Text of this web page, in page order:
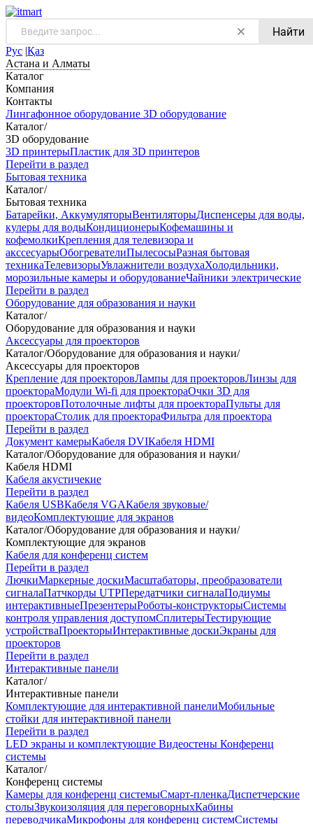
Найти
Рус |Қаз
Астана и Алматы
Каталог
Компания
Контакты
Лингафонное оборудование 3D оборудование
Каталог/
3D оборудование
3D принтерыПластик для 3D принтеров
Перейти в раздел
Бытовая техника
Каталог/
Бытовая техника
Батарейки, АккумуляторыВентиляторыДиспенсеры для воды,
кулеры для водыКондиционерыКофемашины и
кофемолкиКрепления для телевизора и
акссесуарыОбогревателиПылесосыРазная бытовая
техникаТелевизорыУвлажнители воздухаХолодильники,
морозильные камеры и оборудованиеЧайники электрические
Перейти в раздел
Оборудование для образования и науки
Каталог/
Оборудование для образования и науки
Аксессуары для проекторов
Каталог/Оборудование для образования и науки/
Аксессуары для проекторов
Крепление для проекторовЛампы для проекторовЛинзы для
проектораМодули Wi-fi для проектораОчки 3D для
проекторовПотолочные лифты для проектораПульты для
проектораСтолик для проектораФильтра для проектора
Перейти в раздел
Документ камерыКабеля DVIКабеля HDMI
Каталог/Оборудование для образования и науки/
Кабеля HDMI
Кабеля акустичекие
Перейти в раздел
Кабеля USBКабеля VGAКабеля звуковые/
видеоКомплектующие для экранов
Каталог/Оборудование для образования и науки/
Комплектующие для экранов
Кабеля для конференц систем
Перейти в раздел
ЛючкиМаркерные доскиМасштабаторы, преобразователи
сигналаПатчкорды UTPПередатчики сигналаПодиумы
интерактивныеПрезентерыРоботы-конструкторыСистемы
контроля управления доступомСплитерыТестирующие
устройстваПроекторыИнтерактивные доскиЭкраны для
проекторов
Перейти в раздел
Интерактивные панели
Каталог/
Интерактивные панели
Комплектующие для интерактивной панелиМобильные
стойки для интерактивной панели
Перейти в раздел
LED экраны и комплектующие Видеостены Конференц
системы
Каталог/
Конференц системы
Камеры для конференц системыCмарт-пленкаДиспетчерские
столыЗвукоизоляция для переговорныхКабины
переводчикаМикрофоны для конференц системСистемы